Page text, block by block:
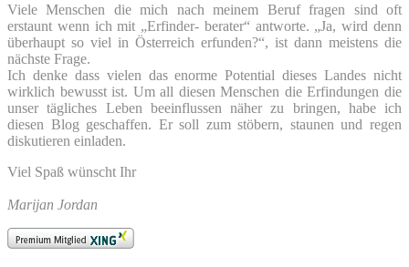
Viele Menschen die mich nach meinem Beruf fragen sind oft
erstaunt wenn ich mit „Erfinder- berater“ antworte. „Ja, wird denn
überhaupt so viel in Österreich erfunden?“, ist dann meistens die
nächste Frage.
Ich denke dass vielen das enorme Potential dieses Landes nicht
wirklich bewusst ist. Um all diesen Menschen die Erfindungen die
unser tägliches Leben beeinflussen näher zu bringen, habe ich
diesen Blog geschaffen. Er soll zum stöbern, staunen und regen
diskutieren einladen.
Viel Spaß wünscht Ihr
Marijan Jordan